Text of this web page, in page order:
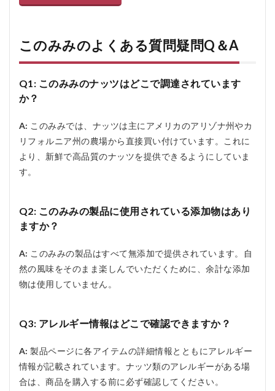
このみみのよくある質問疑問Q＆A
Q1: このみみのナッツはどこで調達されています
か？
A: このみみでは、ナッツは主にアメリカのアリゾナ州やカ
リフォルニア州の農場から直接買い付けています。これに
より、新鮮で高品質のナッツを提供できるようにしていま
す。
Q2: このみみの製品に使用されている添加物はあり
ますか？
A: このみみの製品はすべて無添加で提供されています。自
然の風味をそのまま楽しんでいただくために、余計な添加
物は使用していません。
Q3: アレルギー情報はどこで確認できますか？
A: 製品ページに各アイテムの詳細情報とともにアレルギー
情報が記載されています。ナッツ類のアレルギーがある場
合は、商品を購入する前に必ず確認してください。